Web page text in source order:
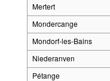
Mertert
Mondercange
Mondorf-les-Bains
Niederanven
Pétange